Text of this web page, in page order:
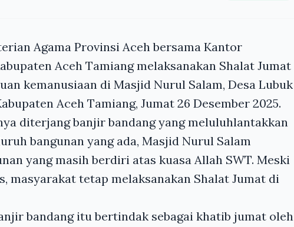
Agama Provinsi Aceh bersama Kantor
Aceh Tamiang melaksanakan Shalat Jumat
kemanusiaan di Masjid Nurul Salam, Desa Lubuk
Aceh Tamiang, Jumat 26 Desember 2025.
diterjang banjir bandang yang meluluhlantakkan
bangunan yang ada, Masjid Nurul Salam
yang masih berdiri atas kuasa Allah SWT. Meski
masyarakat tetap melaksanakan Shalat Jumat di
bandang itu bertindak sebagai khatib jumat oleh